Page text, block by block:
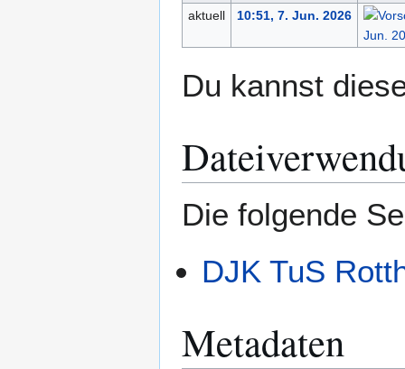
aktuell
10:51, 7. Jun. 2026
Du kannst
Die folgende
DJK TuS
Metadaten